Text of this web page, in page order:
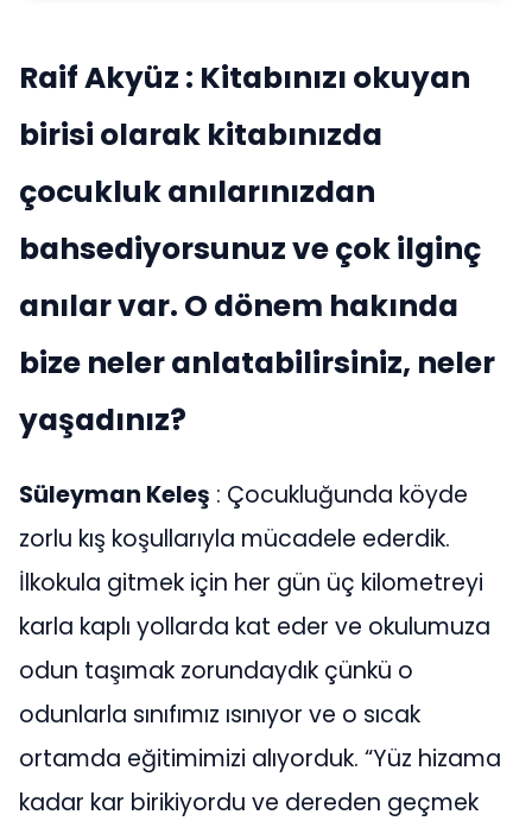
Raif Akyüz : Kitabınızı okuyan
birisi olarak kitabınızda
çocukluk anılarınızdan
bahsediyorsunuz ve çok ilginç
anılar var. O dönem hakında
bize neler anlatabilirsiniz, neler
yaşadınız?
Süleyman Keleş : Çocukluğunda köyde
zorlu kış koşullarıyla mücadele ederdik.
İlkokula gitmek için her gün üç kilometreyi
karla kaplı yollarda kat eder ve okulumuza
odun taşımak zorundaydık çünkü o
odunlarla sınıfımız ısınıyor ve o sıcak
ortamda eğitimimizi alıyorduk. “Yüz hizama
kadar kar birikiyordu ve dereden geçmek